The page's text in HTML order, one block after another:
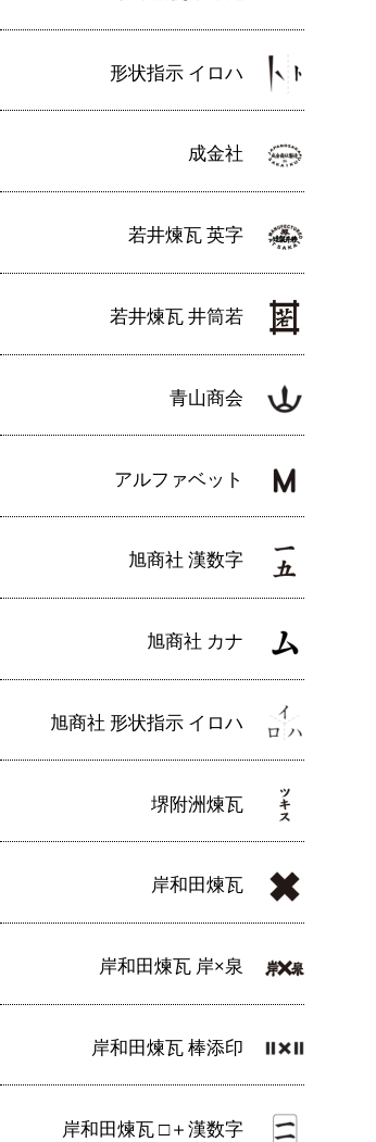
形状指示 イロハ
成金社
若井煉瓦 英字
若井煉瓦 井筒若
青山商会
アルファベット
旭商社 漢数字
旭商社 カナ
旭商社 形状指示 イロハ
堺附洲煉瓦
岸和田煉瓦
岸和田煉瓦 岸×泉
岸和田煉瓦 棒添印
岸和田煉瓦 □＋漢数字